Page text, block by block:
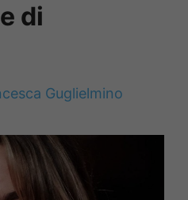
di
Guglielmino